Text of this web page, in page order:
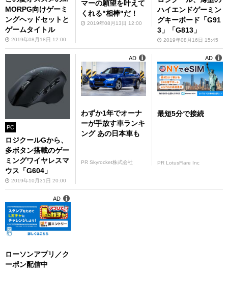
MORPG向けゲーミ
ングヘッドセットと
ゲームタイトル
2019年08月18日 12:00
マーの願望を叶えて
くれる"相棒"だ！
2019年08月13日 12:00
ハイエンドゲーミン
グキーボード「G91
3」「G813」
2019年08月16日 15:45
PC
ロジクールGから、
多ボタン搭載のゲー
ミングワイヤレスマ
ウス「G604」
2019年10月31日 20:00
わずか1年でオーナ
ーが手放す車ランキ
ング あの日本車も
PR Skyrocket株式会社
AD
最短5分で接続
PR LotusFlare Inc
AD
ローソンアプリ／ク
ーポン配信中
AD